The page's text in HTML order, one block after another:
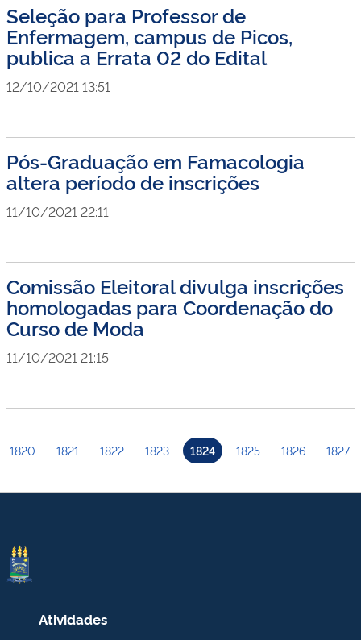
Seleção para Professor de
Enfermagem, campus de Picos,
publica a Errata 02 do Edital
12/10/2021 13:51
Pós-Graduação em Famacologia
altera período de inscrições
11/10/2021 22:11
Comissão Eleitoral divulga inscrições
homologadas para Coordenação do
Curso de Moda
11/10/2021 21:15
1820 1821 1822 1823 1824 1825 1826 1827
Atividades